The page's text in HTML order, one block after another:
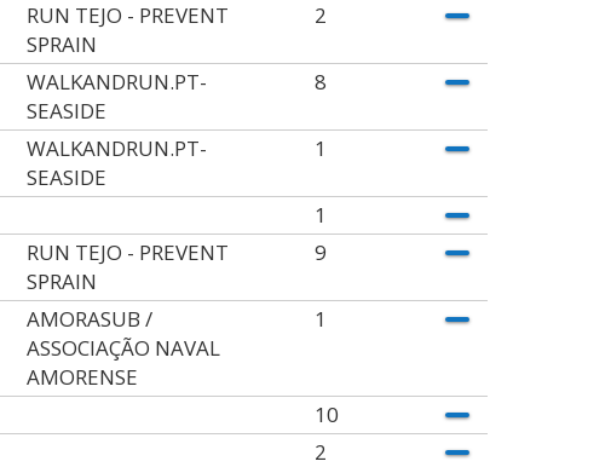
RUN TEJO - PREVENT
SPRAIN
2
WALKANDRUN.PT-
SEASIDE
8
WALKANDRUN.PT-
SEASIDE
1
1
RUN TEJO - PREVENT
SPRAIN
9
AMORASUB /
ASSOCIAÇÃO NAVAL
AMORENSE
1
10
2